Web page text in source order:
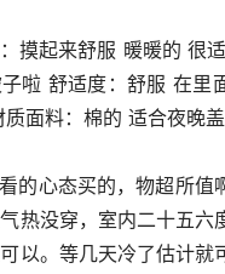
啦 舒适度：舒服 在里
面料：棉的 适合夜晚盖
热没穿，室内二十五六
以。等几天冷了估计就